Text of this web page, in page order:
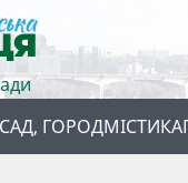
ГОРОДМІСТИКА